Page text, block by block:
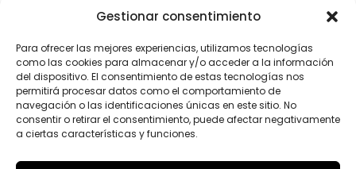
Gestionar consentimiento
Para ofrecer las mejores experiencias, utilizamos tecnologías
como las cookies para almacenar y/o acceder a la información
del dispositivo. El consentimiento de estas tecnologías nos
permitirá procesar datos como el comportamiento de
navegación o las identificaciones únicas en este sitio. No
consentir o retirar el consentimiento, puede afectar negativamente
a ciertas características y funciones.
Enviar
Productos relacionados